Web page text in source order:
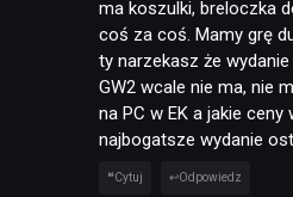
ma koszulki, breloczka
coś za coś. Mamy grę
ty narzekasz że
GW2 wcale nie ma, nie
na PC w EK a jakie
najbogatsze wydanie
Cytuj Odpowiedz